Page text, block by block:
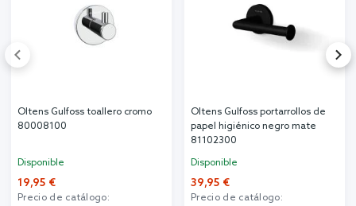
Oltens Gulfoss toallero cromo
80008100
Disponible
19,95 €
Precio de catálogo:
Oltens Gulfoss portarrollos de
papel higiénico negro mate
81102300
Disponible
39,95 €
Precio de catálogo: